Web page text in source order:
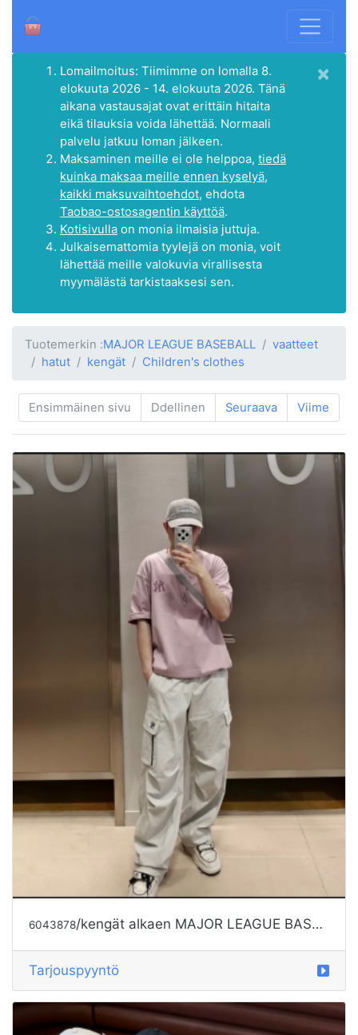
Lomailmoitus: Tiimimme on lomalla 8.
elokuuta 2026 - 14. elokuuta 2026. Tänä
aikana vastausajat ovat erittäin hitaita
eikä tilauksia voida lähettää. Normaali
palvelu jatkuu loman jälkeen.
Maksaminen meille ei ole helppoa, tiedä
kuinka maksaa meille ennen kyselyä,
kaikki maksuvaihtoehdot, ehdota
Taobao-ostosagentin käyttöä.
Kotisivulla on monia ilmaisia juttuja.
Julkaisemattomia tyylejä on monia, voit
lähettää meille valokuvia virallisesta
myymälästä tarkistaaksesi sen.
×
Tuotemerkin :MAJOR LEAGUE BASEBALL
vaatteet
hatut
kengät Children's clothes
Ensimmäinen sivu Ddellinen Seuraava Viime
6043878/kengät alkaen MAJOR LEAGUE BASEBALL
Tarjouspyyntö